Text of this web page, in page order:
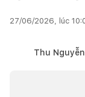
27/06/2026, lúc
Thu Nguyễn